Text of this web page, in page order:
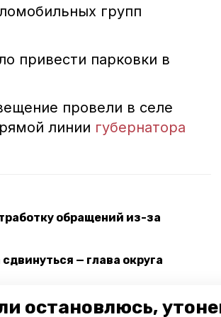
остановлюсь,
групп
привести парковки в
провели в селе
линии губернатора
обращений из-за
— глава округа
на Ставрополье